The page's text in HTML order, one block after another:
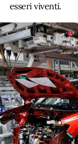
esseri viventi.